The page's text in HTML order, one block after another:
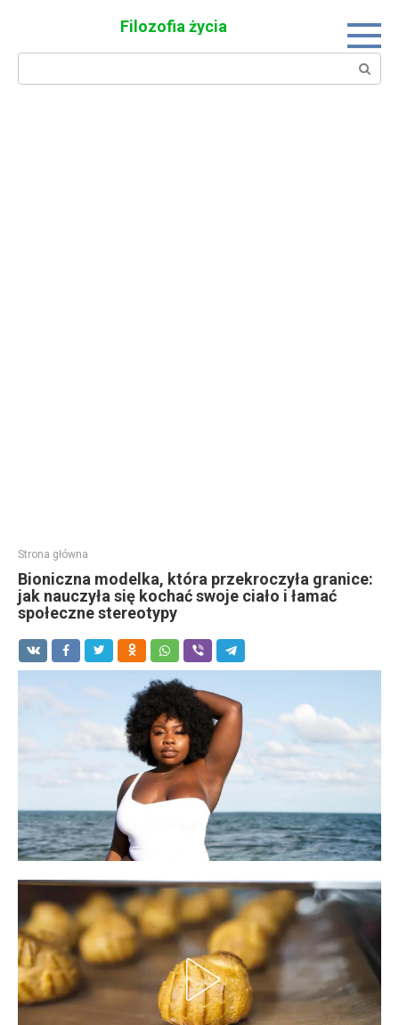
Filozofia życia
Search:
Strona główna
Bioniczna modelka, która przekroczyła granice:
jak nauczyła się kochać swoje ciało i łamać
społeczne stereotypy